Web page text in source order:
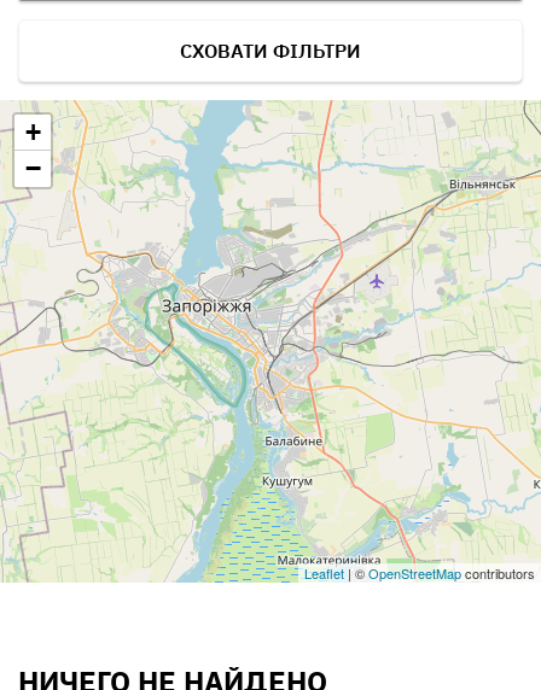
СХОВАТИ ФІЛЬТРИ
+
−
Leaflet | ©OpenStreetMapcontributors
НИЧЕГО НЕ НАЙДЕНО